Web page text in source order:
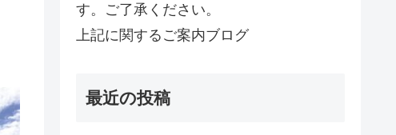
す。ご了承ください。
上記に関するご案内ブログ
最近の投稿